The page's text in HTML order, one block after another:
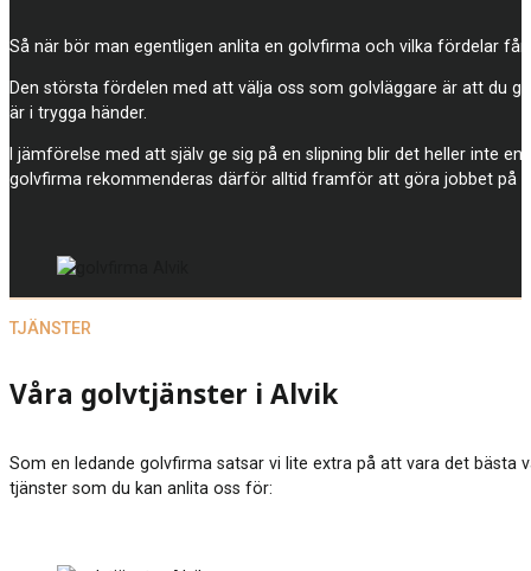
Så när bör man egentligen anlita en golvfirma och vilka fördelar
Den största fördelen med att välja oss som golvläggare är att du
är i trygga händer.
I jämförelse med att själv ge sig på en slipning blir det heller inte
golvfirma rekommenderas därför alltid framför att göra jobbet på
Våra golvtjänster i Alvik
Som en ledande golvfirma satsar vi lite extra på att vara det
tjänster som du kan anlita oss för:
TJÄNSTER